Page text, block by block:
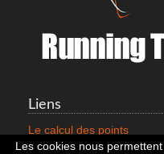
Liens
Le calcul des points
Mentions légales
Les cookies nous